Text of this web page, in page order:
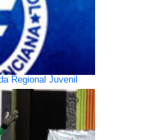
Regional Juvenil